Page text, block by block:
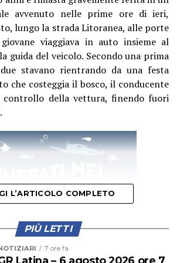
proseguono per ricostruire i
coinvolte e individuare eventuali
avvenuto nelle prime ore di ieri,
lungo la strada Litoranea, alle porte
viaggiava in auto insieme al
guida del veicolo. Secondo una prima
stavano rientrando da una festa
che costeggia il bosco, il conducente
controllo della vettura, finendo fuori
L’ARTICOLO COMPLETO
PIÙ LETTI
7 ore fa
Latina – 6 agosto 2026 ore 7